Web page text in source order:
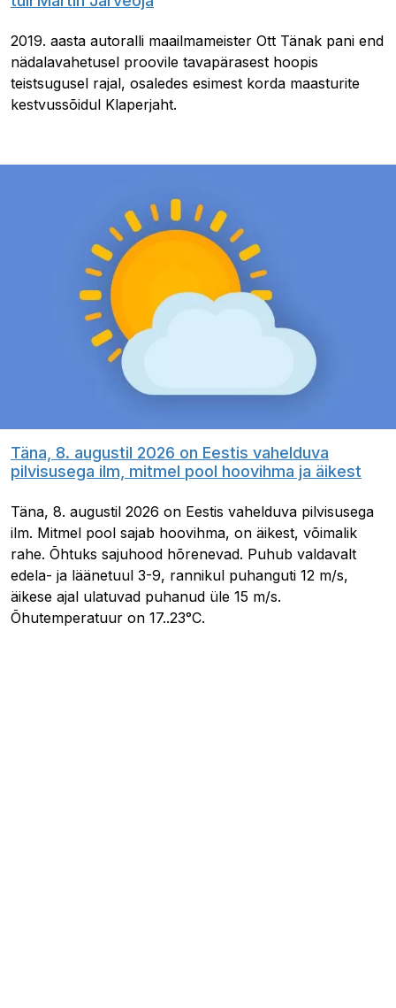
2019. aasta autoralli maailmameister Ott Tänak pani end
nädalavahetusel proovile tavapärasest hoopis
teistsugusel rajal, osaledes esimest korda maasturite
kestvussõidul Klaperjaht.
Täna, 8. augustil 2026 on Eestis vahelduva
pilvisusega ilm, mitmel pool hoovihma ja äikest
Täna, 8. augustil 2026 on Eestis vahelduva pilvisusega
ilm. Mitmel pool sajab hoovihma, on äikest, võimalik
rahe. Õhtuks sajuhood hõrenevad. Puhub valdavalt
edela- ja läänetuul 3-9, rannikul puhanguti 12 m/s,
äikese ajal ulatuvad puhanud üle 15 m/s.
Õhutemperatuur on 17..23°C.